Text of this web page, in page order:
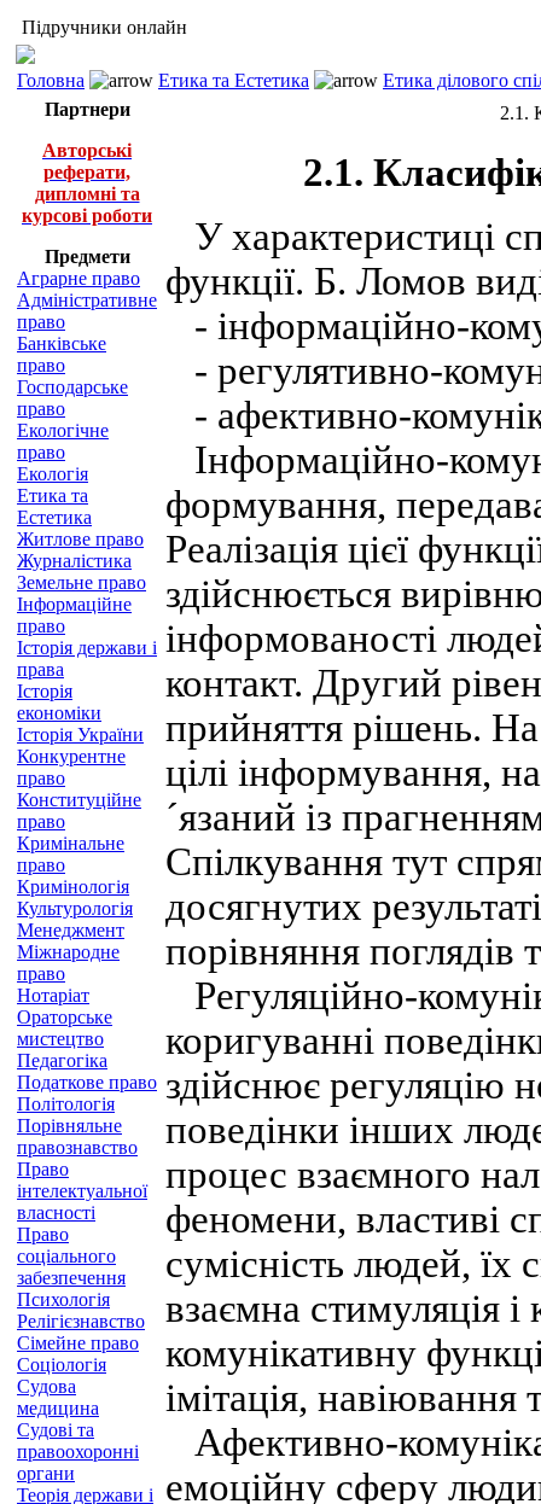
Підручники онлайн
Головна Етика та Естетика
Етика ділового
Партнери
Авторські
реферати,
дипломні та
курсові роботи
Предмети
Аграрне право
Адміністративне
право
Банківське
право
Господарське
право
Екологічне
право
Екологія
Етика та
Естетика
Житлове право
Журналістика
Земельне право
Інформаційне
право
Історія держави і
права
Історія
економіки
Історія України
Конкурентне
право
Конституційне
право
Кримінальне
право
Кримінологія
Культурологія
Менеджмент
Міжнародне
право
Нотаріат
Ораторське
мистецтво
Педагогіка
Податкове право
Політологія
Порівняльне
правознавство
Право
інтелектуальної
власності
Право
соціального
забезпечення
Психологія
Релігієзнавство
Сімейне право
Соціологія
Судова
медицина
Судові та
правоохоронні
органи
Теорія держави і
2.1.
2.1.
У характеристиці
функції. Б. Ломов
- інформаційно-
- регулятивно-
- афективно-
Інформаційно-
формування,
Реалізація цієї
здійснюється
інформованості
контакт. Другий
прийняття рішень. На
цілі інформування,
´язаний із
Спілкування тут
досягнутих
порівняння поглядів
Регуляційно-
коригуванні
здійснює регуляцію
поведінки інших
процес взаємного
феномени, властиві
сумісність людей, їх
взаємна стимуляція і
комунікативну
імітація, навіювання
Афективно-
емоційну сферу